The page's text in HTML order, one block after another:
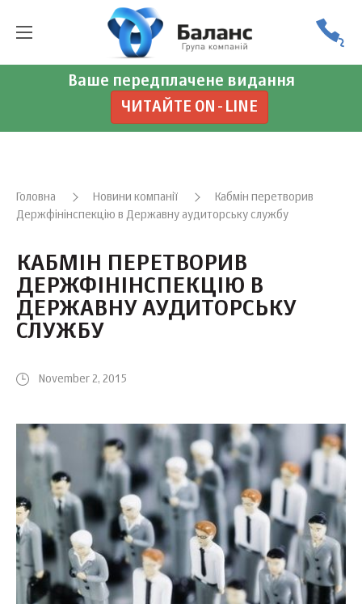
Ваше передплачене видання
ЧИТАЙТЕ ON-LINE
Головна Новини компанії
Кабмін перетворив
Держфінінспекцію в Державну аудиторську службу
КАБМІН ПЕРЕТВОРИВ
ДЕРЖФІНІНСПЕКЦІЮ В
ДЕРЖАВНУ АУДИТОРСЬКУ
СЛУЖБУ
November 2, 2015